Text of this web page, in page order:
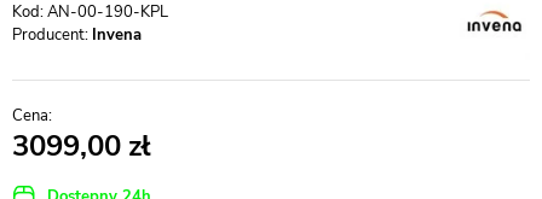
AN-00-190-KPL
Producent: Invena
3099,00